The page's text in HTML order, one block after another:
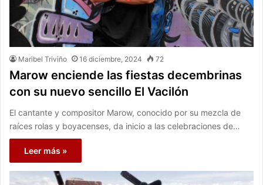
Maribel Triviño 16 diciembre, 2024 72
Marow enciende las fiestas decembrinas
con su nuevo sencillo El Vacilón
El cantante y compositor Marow, conocido por su mezcla de
raíces rolas y boyacenses, da inicio a las celebraciones de…
Leer más »